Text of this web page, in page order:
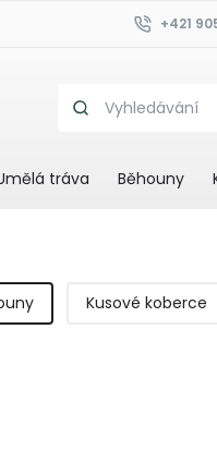
+421
tráva Běhouny
Kusové koberce